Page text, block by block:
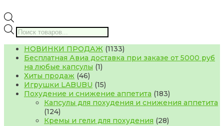
Поиск
товаров
НОВИНКИ ПРОДАЖ 11331133
товара
Бесплатная Авиа доставка при заказе от 5000 руб
на любые капсулы 11
Хиты продаж 4646
товаров
Игрушки LABUBU 1515
товаров
Похудение и снижение аппетита 183183
товара
Капсулы для похудения и снижения аппетита
124124
товара
Кремы и гели для похудения 2828